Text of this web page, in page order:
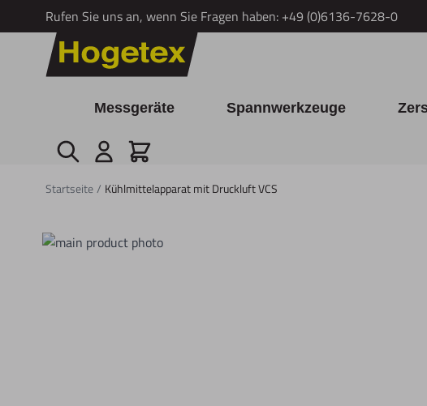
Rufen Sie uns an, wenn Sie Fragen haben: +49 (0)6136-7628-0
Zum Inhalt springen
Messgeräte Spannwerkzeuge
Suche Cart
Startseite/ Kühlmittelapparat mit Druckluft VCS